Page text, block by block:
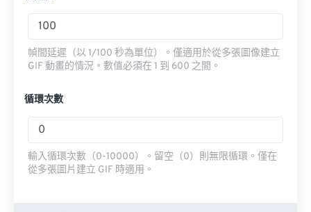
幀間延遲（以 1/100 秒為單位）。僅適用於從多張圖像建立
GIF 動畫的情況。數值必須在 1 到 600 之間。
循環次數
輸入循環次數（0-10000）。留空（0）則無限循環。僅在
從多張圖片建立 GIF 時適用。